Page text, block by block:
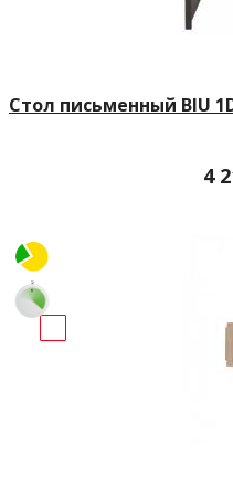
Стол письменный BIU
4